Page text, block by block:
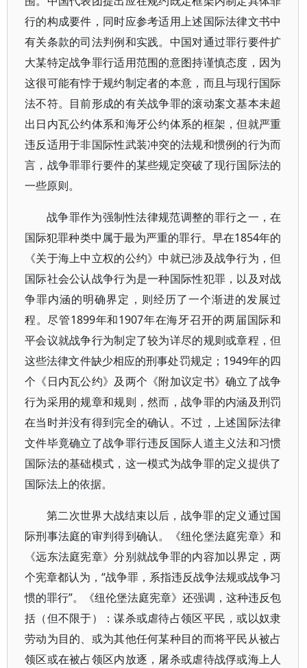
行的构成要件，同时应参考适用上述国际法律文书中
有关条款的司法判例和实践。中国对通过罪行要件扩
大某特定战争罪行适用范围的意图持谨慎态度，因为
这很可能有悖于规约制定者的本意，而且与现行国际
法不符。目前形成的有关战争罪的滚动案文基本未超
出日内瓦公约体系和海牙公约体系的框架，但就严重
违反适用于非国际性武装冲突的法规和惯例的行为而
言，战争罪罪行要件的某些规定突破了现行国际法的
一些原则。
战争罪作为强制性法律规范调整的罪行之一，在
国际犯罪种类中属于最为严重的罪行。早在1854年的
《关于海上中立权的公约》中就已涉及战争行为，但
国际社会公认战争行为是一种国际性犯罪，以及对战
争罪内涵的明确界定，则经历了一个渐进的发展过
程。尽管1899年和1907年在海牙召开的两届国际和
平会议就战争行为制定了较为详尽的规则或章程，但
这些法律文件缺少相应的刑事处罚规定；1949年的四
个《日内瓦公约》及两个《附加议定书》确立了战争
行为采用的规章和规则，然而，战争罪的内涵及刑罚
在当时并没有得到完全的确认。不过，上述国际法律
文件毕竟确立了战争罪行违反国际人道主义法和习惯
国际法的基础模式，这一模式为战争罪的定义提供了
国际法上的依据。
第二次世界大战结束以后，战争罪的定义通过国
际刑事法庭的审判得到确认。《纽伦堡法庭宪章》和
《远东法庭宪章》分别就战争罪的内容加以界定，两
个宪章都认为，“战争罪，系指违反战争法规或战争习
惯的罪行”。《纽伦堡法庭宪章》还强调，这种违反包
括（但不限于）：谋杀或虐待占领区平民，或以奴隶
劳动为目的、或为其他任何某种目的而将平民从被占
领区或在被占领区内放逐，屠杀或虐待战俘或海上人